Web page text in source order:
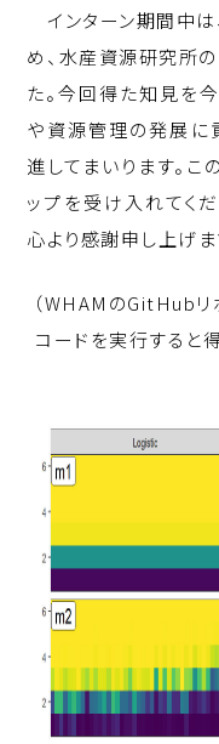
インターン期間中は
め、水産資源研究所
た。今回得た知見を
や資源管理の発展に
進してまいります。こ
ップを受け入れてく
心より感謝申し上げま
（WHAM のGitHub
コードを実行すると